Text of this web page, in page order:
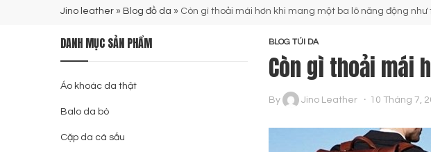
Jino leather » Blog đồ da » Còn gì thoải mái hơn khi mang một ba lô năng động như
BLOG TÚI DA
Còn gì thoải mái
By Jino Leather 10 Tháng 7,
DANH MỤC SẢN PHẨM
Áo khoác da thật
Balo da bò
Cặp da cá sấu